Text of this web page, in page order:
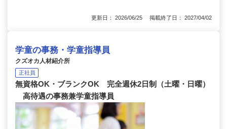
更新日： 2026/06/25 掲載終了日： 2027/04/02
学童の事務・学童指導員
クズオカ人材紹介所
正社員
無資格OK・ブランクOK 完全週休2日制（土曜・日曜）
高待遇の事務兼学童指導員